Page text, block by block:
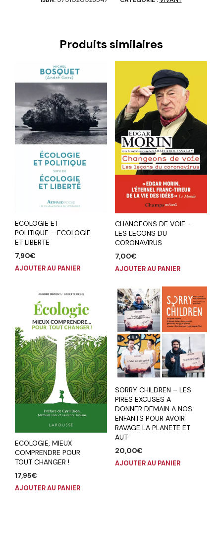
Produits similaires
ECOLOGIE ET
POLITIQUE – ECOLOGIE
ET LIBERTE
7,90€
AJOUTER AU PANIER
CHANGEONS DE VOIE –
LES LECONS DU
CORONAVIRUS
7,00€
AJOUTER AU PANIER
ECOLOGIE, MIEUX
COMPRENDRE POUR
TOUT CHANGER !
17,95€
AJOUTER AU PANIER
SORRY CHILDREN – LES
PIRES EXCUSES A
DONNER DEMAIN A NOS
ENFANTS POUR AVOIR
RAVAGE LA PLANETE ET
AUT
20,00€
AJOUTER AU PANIER